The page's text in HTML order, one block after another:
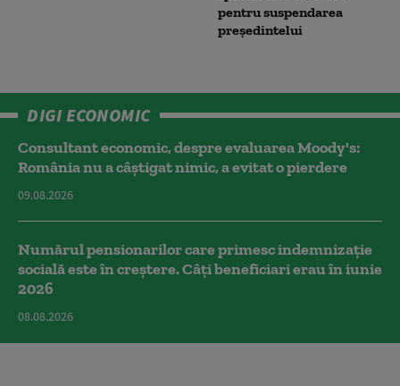
pentru suspendarea
președintelui
DIGI ECONOMIC
Consultant economic, despre evaluarea Moody's:
România nu a câştigat nimic, a evitat o pierdere
09.08.2026
Numărul pensionarilor care primesc indemnizaţie
socială este în creștere. Câți beneficiari erau în iunie
2026
08.08.2026